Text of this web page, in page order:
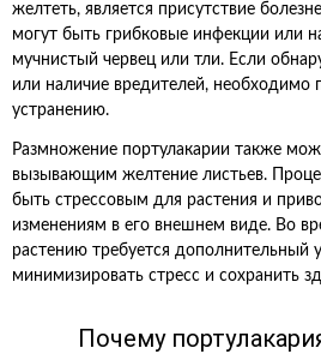
желтеть, является присутствие
могут быть грибковые инфекции или
мучнистый червец или тли. Если
или наличие вредителей, необходимо
устранению.
Размножение портулакарии также
вызывающим желтение листьев.
быть стрессовым для растения и
изменениям в его внешнем виде. Во
растению требуется дополнительный
минимизировать стресс и сохранить
Почему